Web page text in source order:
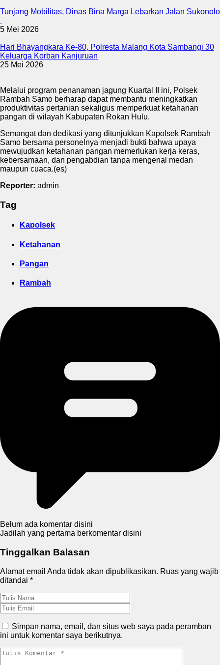
Tunjang Mobilitas, Dinas Bina Marga Lebarkan Jalan Sukonolo
5 Mei 2026
Hari Bhayangkara Ke-80, Polresta Malang Kota Sambangi 30
Keluarga Korban Kanjuruan
25 Mei 2026
Melalui program penanaman jagung Kuartal II ini, Polsek
Rambah Samo berharap dapat membantu meningkatkan
produktivitas pertanian sekaligus memperkuat ketahanan
pangan di wilayah Kabupaten Rokan Hulu.
Semangat dan dedikasi yang ditunjukkan Kapolsek Rambah
Samo bersama personelnya menjadi bukti bahwa upaya
mewujudkan ketahanan pangan memerlukan kerja keras,
kebersamaan, dan pengabdian tanpa mengenal medan
maupun cuaca.(es)
Reporter: admin
Tag
Kapolsek
Ketahanan
Pangan
Rambah
Belum ada komentar disini
Jadilah yang pertama berkomentar disini
Tinggalkan Balasan
Alamat email Anda tidak akan dipublikasikan. Ruas yang wajib
ditandai *
Simpan nama, email, dan situs web saya pada peramban
ini untuk komentar saya berikutnya.